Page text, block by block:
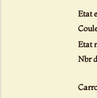
Etat
Etat
Nbr